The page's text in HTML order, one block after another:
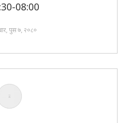
08:00
पुस ७, २०८०